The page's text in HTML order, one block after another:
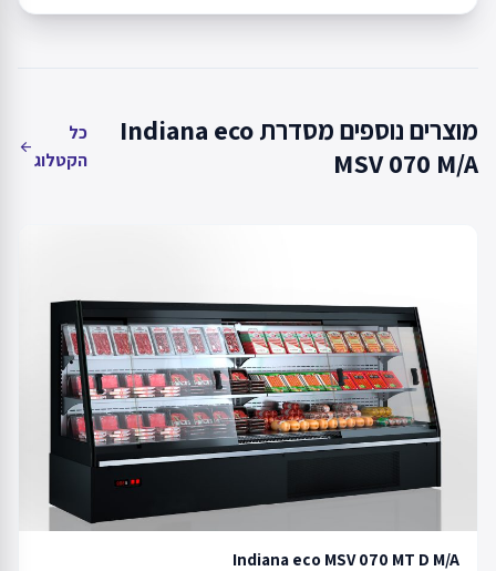
מוצרים נוספים מסדרת Indiana eco
MSV 070 M/A
כל
הקטלוג
arrow_back
Indiana eco MSV 070 MT D M/A